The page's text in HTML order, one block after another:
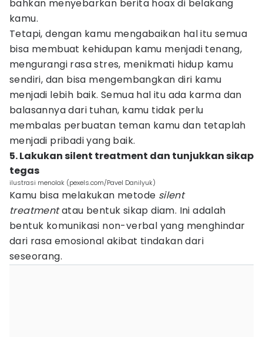
bahkan menyebarkan berita hoax di belakang
kamu.
Tetapi, dengan kamu mengabaikan hal itu semua
bisa membuat kehidupan kamu menjadi tenang,
mengurangi rasa stres, menikmati hidup kamu
sendiri, dan bisa mengembangkan diri kamu
menjadi lebih baik. Semua hal itu ada karma dan
balasannya dari tuhan, kamu tidak perlu
membalas perbuatan teman kamu dan tetaplah
menjadi pribadi yang baik.
5. Lakukan silent treatment dan tunjukkan sikap
tegas
ilustrasi menolak (pexels.com/Pavel Danilyuk)
Kamu bisa melakukan metode silent
treatmentatau bentuk sikap diam. Ini adalah
bentuk komunikasi non-verbal yang menghindar
dari rasa emosional akibat tindakan dari
seseorang.